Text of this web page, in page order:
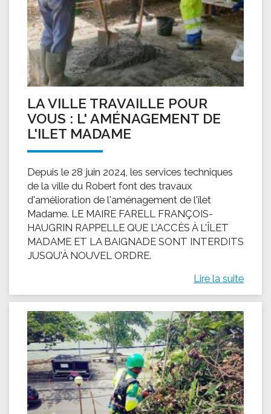
LA VILLE TRAVAILLE POUR
VOUS : L' AMÉNAGEMENT DE
L'ILET MADAME
Depuis le 28 juin 2024, les services techniques
de la ville du Robert font des travaux
d'amélioration de l'aménagement de l'îlet
Madame. LE MAIRE FARELL FRANÇOIS-
HAUGRIN RAPPELLE QUE L'ACCÈS À L'ÎLET
MADAME ET LA BAIGNADE SONT INTERDITS
JUSQU'À NOUVEL ORDRE.
Lire la suite